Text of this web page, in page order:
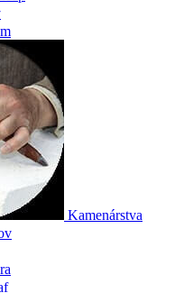
Kamenárstva